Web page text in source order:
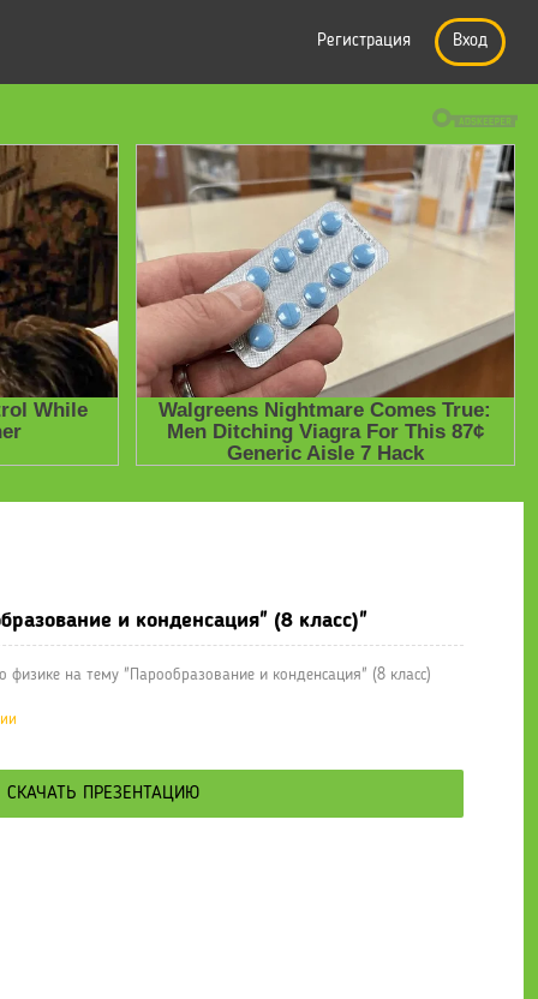
Регистрация Вход
и конденсация" (8 класс)"
физике на тему "Парообразование и конденсация" (8 класс)
СКАЧАТЬ ПРЕЗЕНТАЦИЮ